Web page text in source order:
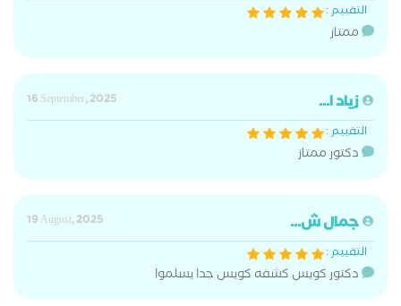
التقييم :
ممتاز
زياد ا...
16 September, 2025
التقييم :
دكتور ممتاز
جمال ش...
19 August, 2025
التقييم :
دكتور كويس كشفه كويس جدا يسلموا